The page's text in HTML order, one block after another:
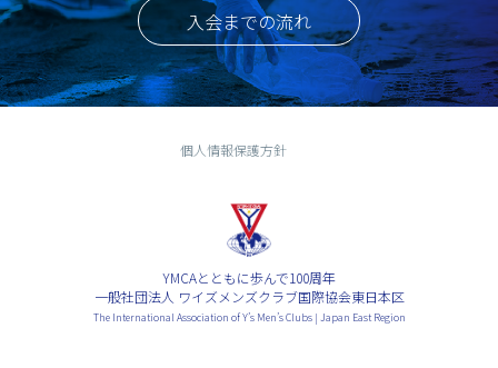
入会までの流れ
個人情報保護方針
YMCAとともに歩んで100周年
一般社団法人 ワイズメンズクラブ国際協会東日本区
The International Association of Y’s Men’s Clubs | Japan East Region